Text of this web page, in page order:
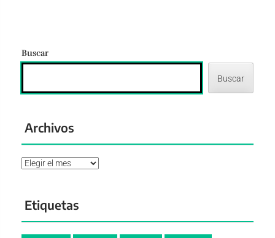
Buscar
Buscar
Archivos
Archivos
Etiquetas